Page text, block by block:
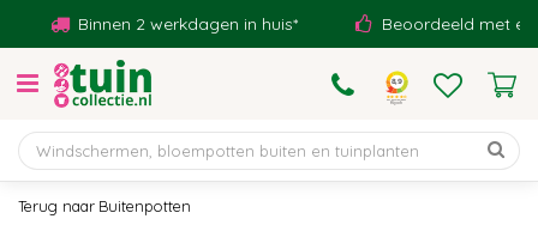
Buitenpotten
Binnen 2 werkdagen in huis* Beoordeeld met een